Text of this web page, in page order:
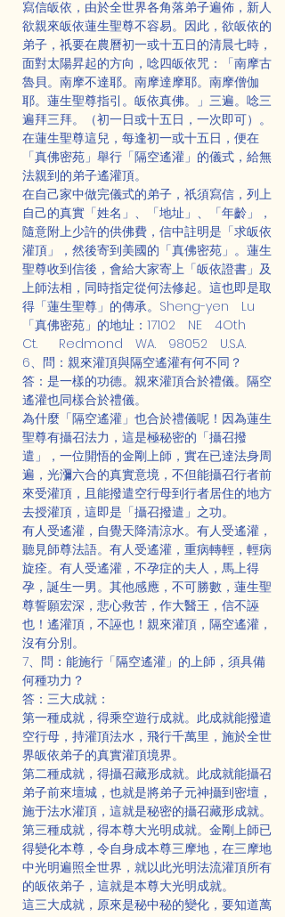
寫信皈依，由於全世界各角落弟子遍佈，新人
欲親來皈依蓮生聖尊不容易。因此，欲皈依的
弟子，祇要在農曆初一或十五日的清晨七時，
面對太陽昇起的方向，唸四皈依咒：「南摩古
魯貝。南摩不達耶。南摩達摩耶。南摩僧伽
耶。蓮生聖尊指引。皈依真佛。」三遍。唸三
遍拜三拜。（初一日或十五日，一次即可）。
在蓮生聖尊這兒，每逢初一或十五日，便在
「真佛密苑」舉行「隔空遙灌」的儀式，給無
法親到的弟子遙灌頂。
在自己家中做完儀式的弟子，祇須寫信，列上
自己的真實「姓名」、「地址」、「年齡」，
隨意附上少許的供佛費，信中註明是「求皈依
灌頂」，然後寄到美國的「真佛密苑」。蓮生
聖尊收到信後，會給大家寄上「皈依證書」及
上師法相，同時指定從何法修起。這也即是取
得「蓮生聖尊」的傳承。Sheng-yen　Lu
「真佛密苑」的地址：17102　NE　4Oth
Ct.      Redmond　WA.　98052　U.S.A.
6、問：親來灌頂與隔空遙灌有何不同？
答：是一樣的功德。親來灌頂合於禮儀。隔空
遙灌也同樣合於禮儀。
為什麼「隔空遙灌」也合於禮儀呢！因為蓮生
聖尊有攝召法力，這是極秘密的「攝召撥
遣」，一位開悟的金剛上師，實在已達法身周
遍，光瀰六合的真實意境，不但能攝召行者前
來受灌頂，且能撥遣空行母到行者居住的地方
去授灌頂，這即是「攝召撥遣」之功。
有人受遙灌，自覺天降清涼水。有人受遙灌，
聽見師尊法語。有人受遙灌，重病轉輕，輕病
旋痊。有人受遙灌，不孕症的夫人，馬上得
孕，誕生一男。其他感應，不可勝數，蓮生聖
尊誓願宏深，悲心救苦，作大醫王，信不誣
也！遙灌頂，不誣也！親來灌頂，隔空遙灌，
沒有分別。
7、問：能施行「隔空遙灌」的上師，須具備
何種功力？
答：三大成就：
第一種成就，得乘空遊行成就。此成就能撥遣
空行母，持灌頂法水，飛行千萬里，施於全世
界皈依弟子的真實灌頂境界。
第二種成就，得攝召藏形成就。此成就能攝召
弟子前來壇城，也就是將弟子元神攝到密壇，
施于法水灌頂，這就是秘密的攝召藏形成就。
第三種成就，得本尊大光明成就。金剛上師已
得變化本尊，令自身成本尊三摩地，在三摩地
中光明遍照全世界，就以此光明法流灌頂所有
的皈依弟子，這就是本尊大光明成就。
這三大成就，原來是秘中秘的變化，要知道萬